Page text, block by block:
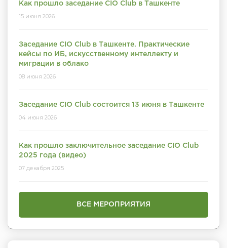
Как прошло заседание CIO Club в Ташкенте
15 июня 2026
Заседание CIO Club в Ташкенте. Практические
кейсы по ИБ, искусственному интеллекту и
миграции в облако
08 июня 2026
Заседание CIO Club состоится 13 июня в Ташкенте
04 июня 2026
Как прошло заключительное заседание CIO Club
2025 года (видео)
07 декабря 2025
ВСЕ МЕРОПРИЯТИЯ